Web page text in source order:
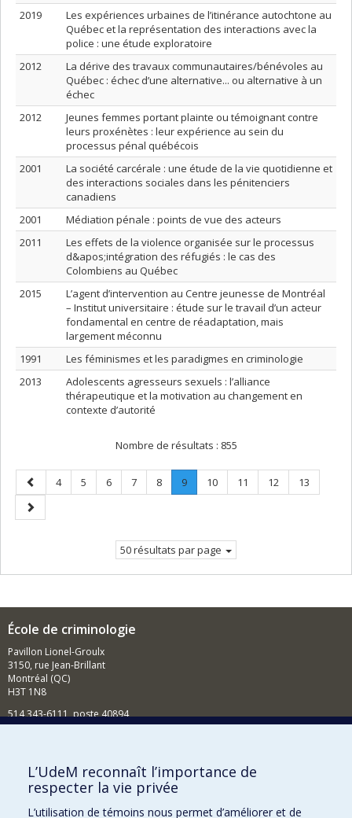
2019
Les expériences urbaines de l’itinérance autochtone au
Québec et la représentation des interactions avec la
police : une étude exploratoire
2012
La dérive des travaux communautaires/bénévoles au
Québec : échec d’une alternative... ou alternative à un
échec
2012
Jeunes femmes portant plainte ou témoignant contre
leurs proxénètes : leur expérience au sein du
processus pénal québécois
2001
La société carcérale : une étude de la vie quotidienne et
des interactions sociales dans les pénitenciers
canadiens
2001
Médiation pénale : points de vue des acteurs
2011
Les effets de la violence organisée sur le processus
d&apos;intégration des réfugiés : le cas des
Colombiens au Québec
2015
L’agent d’intervention au Centre jeunesse de Montréal
– Institut universitaire : étude sur le travail d’un acteur
fondamental en centre de réadaptation, mais
largement méconnu
1991
Les féminismes et les paradigmes en criminologie
2013
Adolescents agresseurs sexuels : l’alliance
thérapeutique et la motivation au changement en
contexte d’autorité
Nombre de résultats : 855
Page
précédente
Page
4 Page
5 Page
6 Page
7 Page
8 Page
9.
Page
Page
10 Page
11 Page
12 Page
13
Page
suivante
50 résultats par page
École de criminologie
Pavillon Lionel-Groulx
3150, rue Jean-Brillant
Montréal (QC)
H3T 1N8
514 343-6111, poste 40894
Comment soutenir l'École?
BESOIN D'AIDE?
Plan du site
L’UdeM reconnaît l’importance de
respecter la vie privée
L’utilisation de témoins nous permet d’améliorer et de